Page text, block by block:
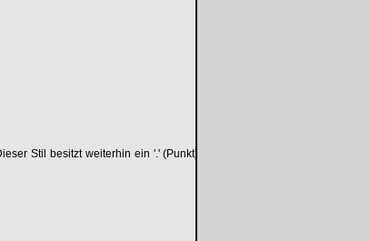
Stil besitzt weiterhin ein '.' (Punkt)